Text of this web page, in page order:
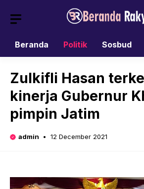
Beranda
Politik Sosbud
Zulkifli Hasan
kinerja Gubernur
pimpin Jatim
admin 12 December 2021